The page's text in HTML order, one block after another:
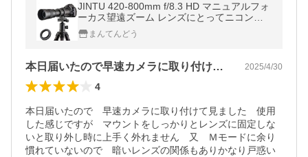
JINTU 420-800mm f/8.3 HD マニュアルフォ
ーカス望遠ズーム レンズにとってニコン一
眼レフデジタルカメラレンズD5600
まんてんどう
本日届いたので早速カメラに取り付けて見… 2025/4/30
4
本日届いたので　早速カメラに取り付けて見ました　使用
した感じですが　マウントをしっかりとレンズに固定しな
いと取り外し時に上手く外れません　又　Ｍモードに余り
慣れていないので　暗いレンズの関係もありかなり戸惑い